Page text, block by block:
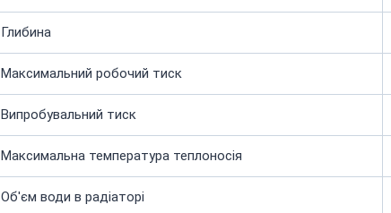
Глибина
Максимальний робочий тиск
Випробувальний тиск
Максимальна температура теплоносія
Об'єм води в радіаторі